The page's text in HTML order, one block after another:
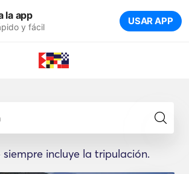
la app
y fácil USAR APP
siempre incluye la tripulación.